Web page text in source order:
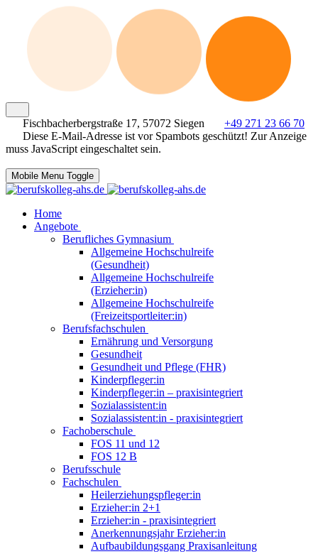
Fischbacherbergstraße 17, 57072 Siegen
+49 271 23 66 70
Diese E-Mail-Adresse ist vor Spambots geschützt! Zur Anzeige
muss JavaScript eingeschaltet sein.
Mobile Menu Toggle
Home
Angebote
Berufliches Gymnasium
Allgemeine Hochschulreife
(Gesundheit)
Allgemeine Hochschulreife
(Erzieher:in)
Allgemeine Hochschulreife
(Freizeitsportleiter:in)
Berufsfachschulen
Ernährung und Versorgung
Gesundheit
Gesundheit und Pflege (FHR)
Kinderpfleger:in
Kinderpfleger:in – praxisintegriert
Sozialassistent:in
Sozialassistent:in - praxisintegriert
Fachoberschule
FOS 11 und 12
FOS 12 B
Berufsschule
Fachschulen
Heilerziehungspfleger:in
Erzieher:in 2+1
Erzieher:in - praxisintegriert
Anerkennungsjahr Erzieher:in
Aufbaubildungsgang Praxisanleitung